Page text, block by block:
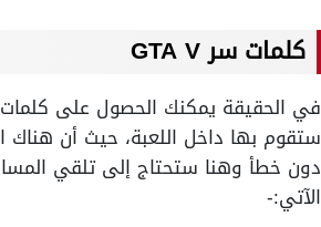
كلمات سر GTA V
ستقوم بها داخل اللعبة، حيث أن
دون خطأ وهنا ستحتاج إلى تلقي
الآتي:-